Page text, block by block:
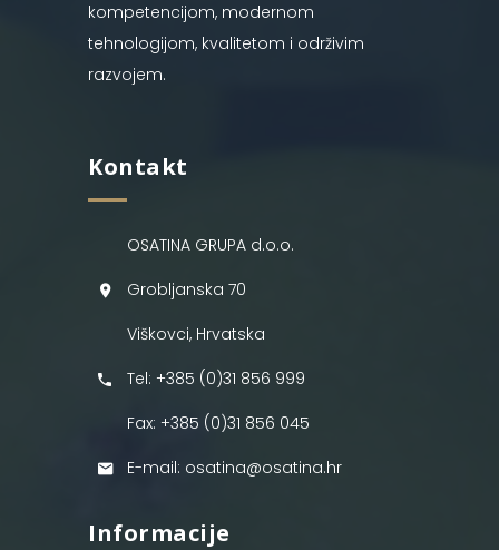
kompetencijom, modernom
tehnologijom, kvalitetom i održivim
razvojem.
Kontakt
OSATINA GRUPA d.o.o.
Grobljanska 70
Viškovci, Hrvatska
Tel: +385 (0)31 856 999
Fax: +385 (0)31 856 045
E-mail: osatina@osatina.hr
Informacije